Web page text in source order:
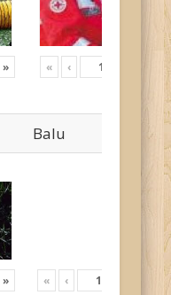
» « ‹
Balu
» « ‹ ›